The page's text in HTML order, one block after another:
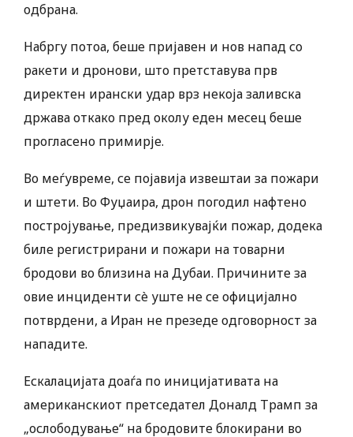
одбрана.
Набргу потоа, беше пријавен и нов напад со
ракети и дронови, што претставува прв
директен ирански удар врз некоја заливска
држава откако пред околу еден месец беше
прогласено примирје.
Во меѓувреме, се појавија извештаи за пожари
и штети. Во Фуџаира, дрон погодил нафтено
постројување, предизвикувајќи пожар, додека
биле регистрирани и пожари на товарни
бродови во близина на Дубаи. Причините за
овие инциденти сè уште не се официјално
потврдени, а Иран не презеде одговорност за
нападите.
Ескалацијата доаѓа по иницијативата на
американскиот претседател Доналд Трамп за
„ослободување“ на бродовите блокирани во